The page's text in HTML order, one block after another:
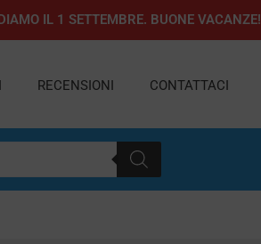
IL 1 SETTEMBRE. BUONE VACANZE!
RECENSIONI CONTATTACI